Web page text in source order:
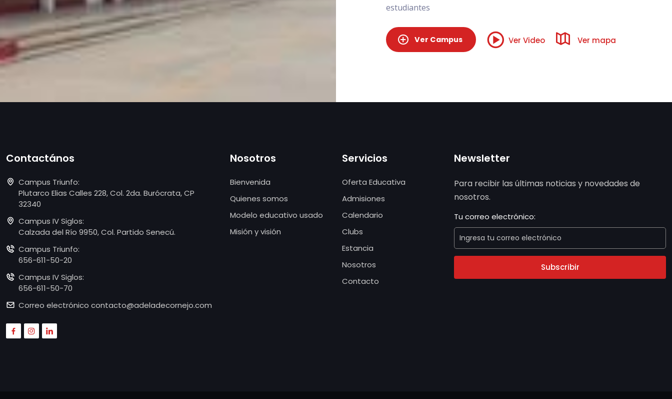
estudiantes
Ver Campus Ver Video Ver mapa
Contactános
Campus Triunfo:
Plutarco Elias Calles 228, Col. 2da. Burócrata, CP
32340
Campus IV Siglos:
Calzada del Río 9950, Col. Partido Senecú.
Campus Triunfo:
656-611-50-20
Campus IV Siglos:
656-611-50-70
Correo electrónico contacto@adeladecornejo.com
Nosotros
Bienvenida
Quienes somos
Modelo educativo usado
Misión y visión
Servicios
Oferta Educativa
Admisiones
Calendario
Clubs
Estancia
Nosotros
Contacto
Newsletter
Para recibir las últimas noticias y novedades de
nosotros.
Tu correo electrónico:
Subscribir